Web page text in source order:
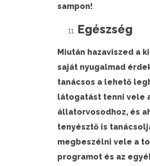
sampon!
Egészség
Miután hazaviszed a
saját nyugalmad
tanácsos a lehető
látogatást tenni vele
állatorvosodhoz, és
tenyésztő is
megbeszélni vele a
programot és az